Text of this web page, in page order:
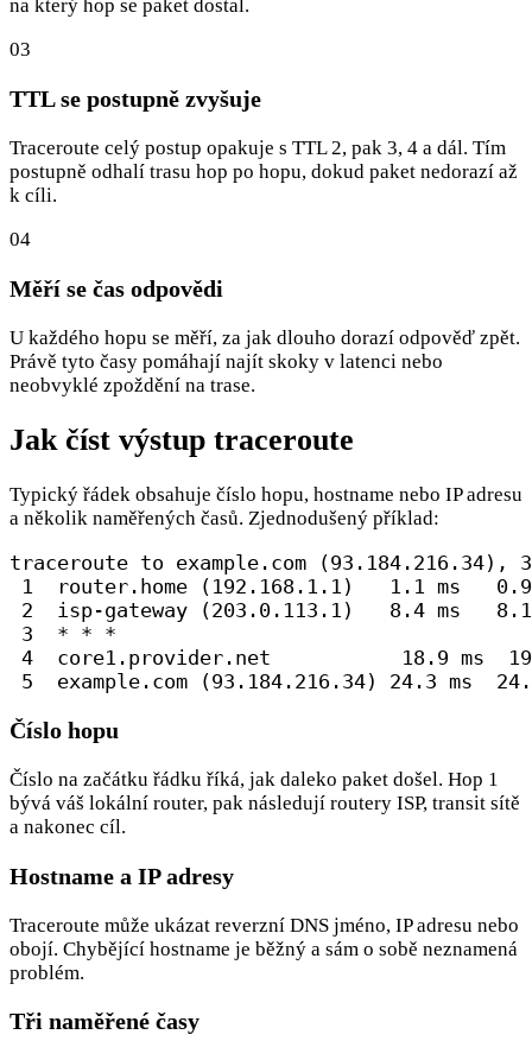
na který hop se paket dostal.
03
TTL se postupně zvyšuje
Traceroute celý postup opakuje s TTL 2, pak 3, 4 a dál. Tím
postupně odhalí trasu hop po hopu, dokud paket nedorazí až
k cíli.
04
Měří se čas odpovědi
U každého hopu se měří, za jak dlouho dorazí odpověď zpět.
Právě tyto časy pomáhají najít skoky v latenci nebo
neobvyklé zpoždění na trase.
Jak číst výstup traceroute
Typický řádek obsahuje číslo hopu, hostname nebo IP adresu
a několik naměřených časů. Zjednodušený příklad:
traceroute to example.com (93.184.216.34),
1  router.home (192.168.1.1)   1.1 ms
2  isp-gateway (203.0.113.1)   8.4 ms
3  * * *
4  core1.provider.net           18.9 ms
5  example.com (93.184.216.34) 24.3 ms
Číslo hopu
Číslo na začátku řádku říká, jak daleko paket došel. Hop 1
bývá váš lokální router, pak následují routery ISP, transit sítě
a nakonec cíl.
Hostname a IP adresy
Traceroute může ukázat reverzní DNS jméno, IP adresu nebo
obojí. Chybějící hostname je běžný a sám o sobě neznamená
problém.
Tři naměřené časy